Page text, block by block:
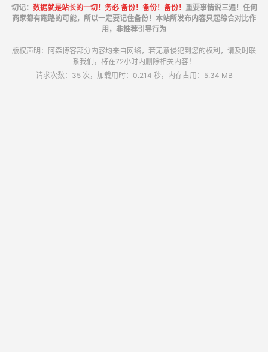
切记： 数据就是站长的一切！务必 备份！备份！备份！ 重要事情说三遍！任何
商家都有跑路的可能，所以一定要记住备份！本站所发布内容只起综合对比作
用，非推荐引导行为
版权声明：阿森博客部分内容均来自网络，若无意侵犯到您的权利，请及时联
系我们，将在72小时内删除相关内容！
请求次数：35 次，加载用时：0.214 秒，内存占用：5.34 MB